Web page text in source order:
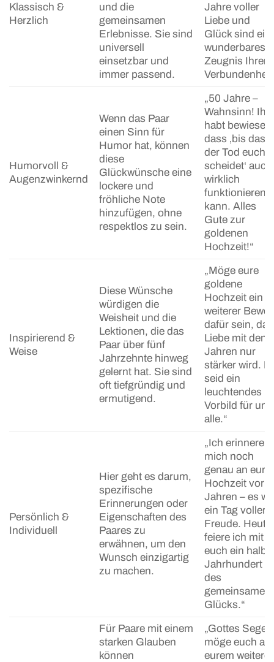
Klassisch &
Herzlich
und die
gemeinsamen
Erlebnisse. Sie sind
universell
einsetzbar und
immer passend.
Jahre voller
Liebe und
Glück sind ein
wunderbares
Zeugnis Ihrer
Humorvoll &
Augenzwinkernd
Wenn das Paar
einen Sinn für
Humor hat, können
diese
Glückwünsche eine
lockere und
fröhliche Note
hinzufügen, ohne
respektlos zu sein.
„50 Jahre –
Wahnsinn! Ihr
habt bewiesen,
dass ‚bis dass
der Tod euch
scheidet‘ auch
wirklich
funktionieren
kann. Alles
Gute zur
goldenen
Hochzeit!“
Inspirierend &
Weise
Diese Wünsche
würdigen die
Weisheit und die
Lektionen, die das
Paar über fünf
Jahrzehnte hinweg
gelernt hat. Sie sind
oft tiefgründig und
ermutigend.
„Möge eure
goldene
Hochzeit ein
weiterer
dafür sein,
Liebe mit den
Jahren nur
stärker wird.
seid ein
leuchtendes
Vorbild für uns
alle.“
Persönlich &
Individuell
Hier geht es darum,
spezifische
Erinnerungen oder
Eigenschaften des
Paares zu
erwähnen, um den
Wunsch einzigartig
zu machen.
„Ich erinnere
mich noch
genau an eure
Hochzeit vor
Jahren – es
ein Tag voller
Freude. Heute
feiere ich mit
euch ein
Jahrhundert
des
gemeinsamen
Glücks.“
Für Paare mit einem
starken Glauben
können
„Gottes Segen
möge euch auf
eurem